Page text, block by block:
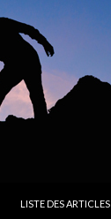
LISTE DES ARTICLES